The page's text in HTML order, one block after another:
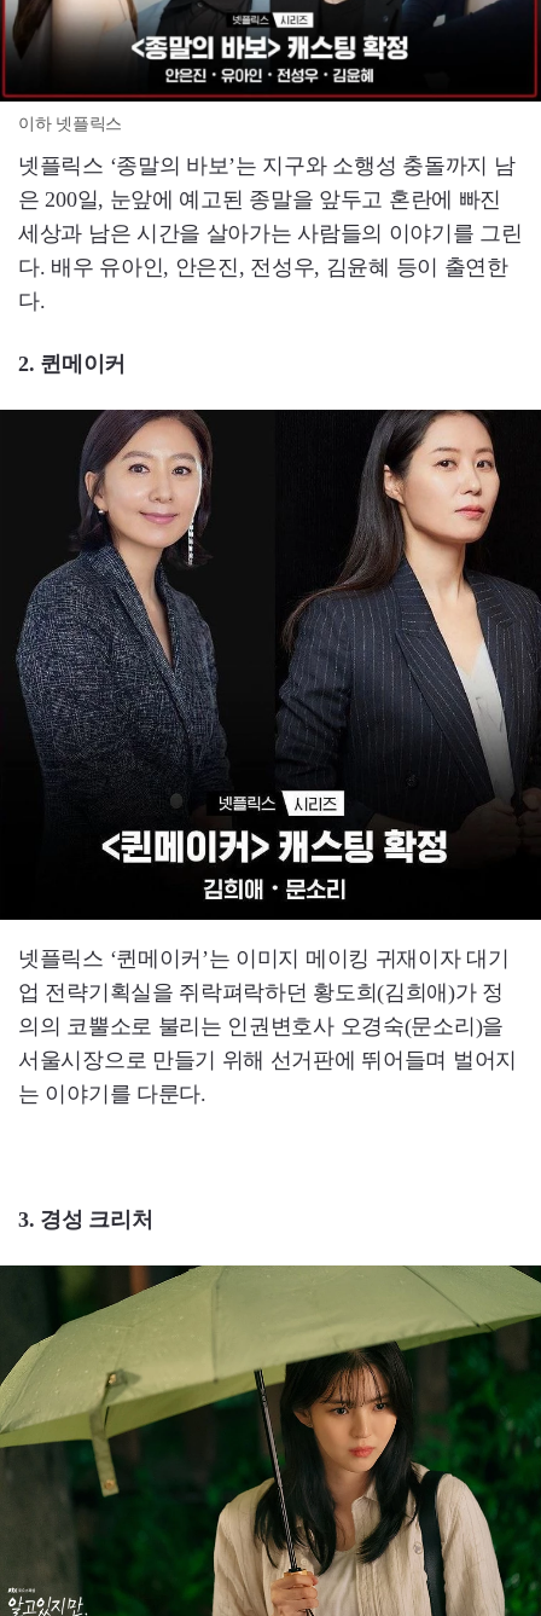
이하 넷플릭스
넷플릭스 ‘종말의 바보’는 지구와 소행성 충돌까지 남
은 200일, 눈앞에 예고된 종말을 앞두고 혼란에 빠진
세상과 남은 시간을 살아가는 사람들의 이야기를 그린
다. 배우 유아인, 안은진, 전성우, 김윤혜 등이 출연한
다.
2. 퀸메이커
넷플릭스 ‘퀸메이커’는 이미지 메이킹 귀재이자 대기
업 전략기획실을 쥐락펴락하던 황도희(김희애)가 정
의의 코뿔소로 불리는 인권변호사 오경숙(문소리)을
서울시장으로 만들기 위해 선거판에 뛰어들며 벌어지
는 이야기를 다룬다.
3. 경성 크리처